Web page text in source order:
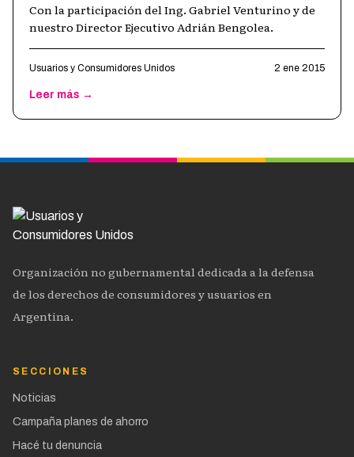
Con la participación del Ing. Gabriel Venturino y de
nuestro Director Ejecutivo Adrián Bengolea.
Usuarios y Consumidores Unidos 2 ene 2015
Leer más →
Organización no gubernamental dedicada a la defensa
de los derechos de consumidores y usuarios en
Argentina.
SECCIONES
Noticias
Campaña planes de ahorro
Hacé tu denuncia